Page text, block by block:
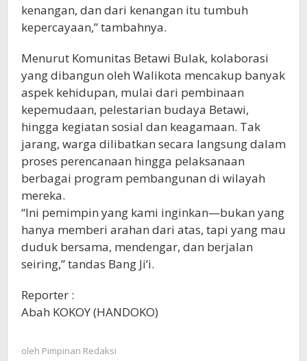
kenangan, dan dari kenangan itu tumbuh
kepercayaan,” tambahnya.
Menurut Komunitas Betawi Bulak, kolaborasi
yang dibangun oleh Walikota mencakup banyak
aspek kehidupan, mulai dari pembinaan
kepemudaan, pelestarian budaya Betawi,
hingga kegiatan sosial dan keagamaan. Tak
jarang, warga dilibatkan secara langsung dalam
proses perencanaan hingga pelaksanaan
berbagai program pembangunan di wilayah
mereka.
“Ini pemimpin yang kami inginkan—bukan yang
hanya memberi arahan dari atas, tapi yang mau
duduk bersama, mendengar, dan berjalan
seiring,” tandas Bang Ji’i.
Reporter :
Abah KOKOY (HANDOKO)
oleh Pimpinan Redaksi